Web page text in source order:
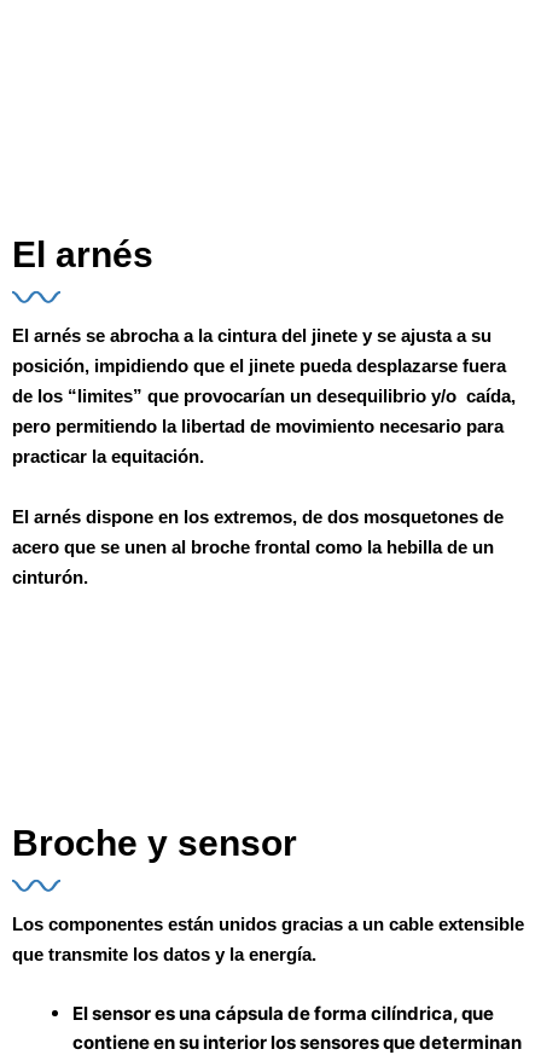
El arnés
El arnés se abrocha a la cintura del jinete y se ajusta a su
posición, impidiendo que el jinete pueda desplazarse fuera
de los “limites” que provocarían un desequilibrio y/o caída,
pero permitiendo la libertad de movimiento necesario para
practicar la equitación.
El arnés dispone en los extremos, de dos mosquetones de
acero que se unen al broche frontal como la hebilla de un
cinturón.
Broche y sensor
Los componentes están unidos gracias a un cable extensible
que transmite los datos y la energía.
Elsensores una cápsula de forma cilíndrica, que
contiene en su interior los sensores que determinan